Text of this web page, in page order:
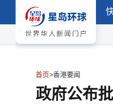
首页>香港要闻
政府公布